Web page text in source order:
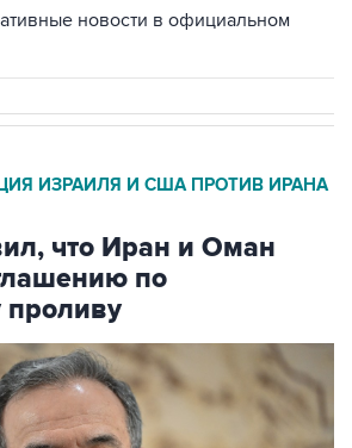
новости в официальном
ИЗРАИЛЯ И США ПРОТИВ ИРАНА
что Иран и Оман
по